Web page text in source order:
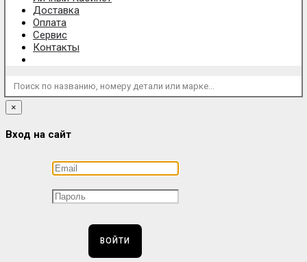
Доставка
Оплата
Сервис
Контакты
Поиск по названию, номеру детали или марке...
×
Вход на сайт
ВОЙТИ